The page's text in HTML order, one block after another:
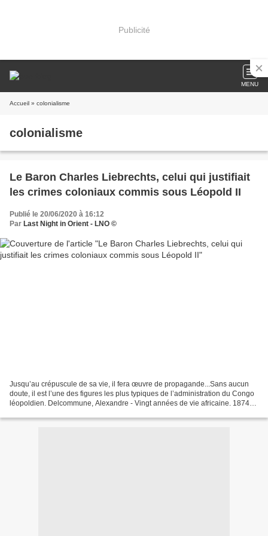
Publicité
MENU
Accueil » colonialisme
colonialisme
Le Baron Charles Liebrechts, celui qui justifiait
les crimes coloniaux commis sous Léopold II
Publié le 20/06/2020 à 16:12
Par Last Night in Orient - LNO ©
Jusqu’au crépuscule de sa vie, il fera œuvre de propagande...Sans aucun
doute, il est l’une des figures les plus typiques de l’administration du Congo
léopoldien. Delcommune, Alexandre - Vingt années de vie africaine. 1874-